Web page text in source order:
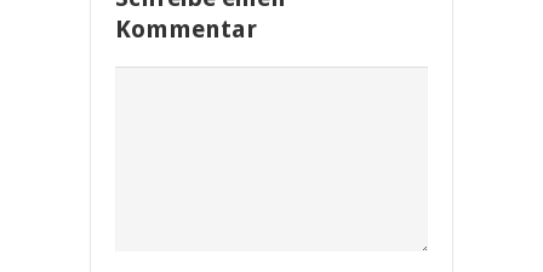
Kommentar